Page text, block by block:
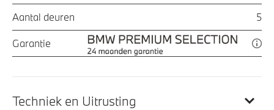
Aantal deuren 5
Garantie
Techniek en Uitrusting